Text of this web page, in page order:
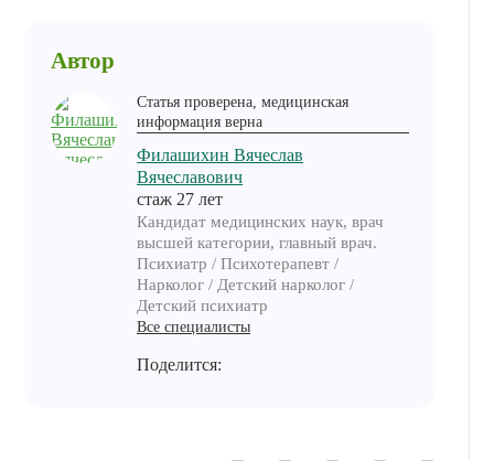
Автор
Статья проверена, медицинская
информация верна
Филашихин Вячеслав
Вячеславович
cтаж 27 лет
Кандидат медицинских наук, врач
высшей категории, главный врач.
Психиатр / Психотерапевт /
Нарколог / Детский нарколог /
Детский психиатр
Все специалисты
Поделится: